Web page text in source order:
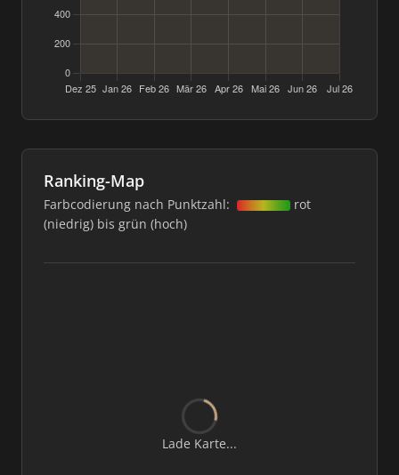
Ranking-Map
Farbcodierung nach Punktzahl:
rot
(niedrig) bis grün (hoch)
Lade Karte...